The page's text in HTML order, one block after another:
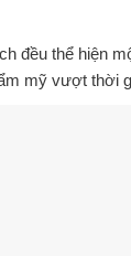
đều thể hiện
mỹ vượt thời